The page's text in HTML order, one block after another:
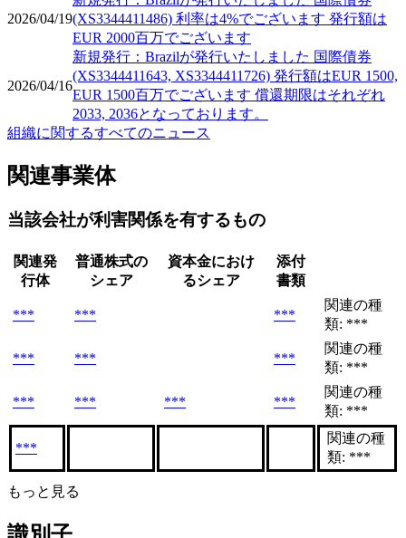
2026/04/19(XS3344411486) 利率は4%でございます 発行額は
EUR 2000百万でございます
2026/04/16
新規発行：Brazilが発行いたしました 国際債券
(XS3344411643, XS3344411726) 発行額はEUR 1500,
EUR 1500百万でございます 償還期限はそれぞれ
2033, 2036となっております。
組織に関するすべてのニュース
関連事業体
当該会社が利害関係を有するもの
関連発
行体
普通株式の
シェア
資本金におけ
るシェア
添付
書類
*** *** ***
関連の種
類: ***
*** *** ***
関連の種
類: ***
*** *** *** ***
関連の種
類: ***
***
関連の種
類: ***
もっと見る